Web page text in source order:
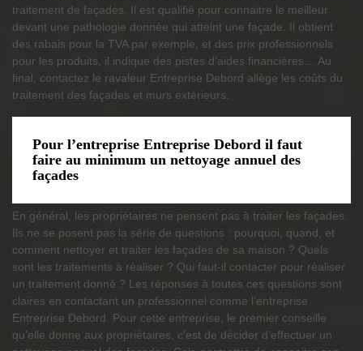
traitement de façades. Il est qualifié pour connaitre le meilleur
devant une pathologie donnée qui atteint une façade. Il obtient
des rabais pour la TVA par exemple, et des prix professionnels
pour les produits, il indique des pistes d’aides financières… Au
final, contactez le ravaleur Entreprise Debord allège les coûts du
traitement des façades et murs extérieurs.
Pour l’entreprise Entreprise Debord il faut
faire au minimum un nettoyage annuel des
façades
En général, les propriétaires ne pensent pas à traiter les façades.
Ils ne se posent pas la série de questions : pourquoi, quand, et
comment nettoyer et traiter les façades de sa maison ? Quels
sont les traitements à réaliser ? Qui faut-il contacter pour réaliser
un traitement donné ? Les réponses à toutes ces questions sont
claires en contactant un professionnel comme l’entreprise
Entreprise Debord. Pour cette entreprise, le premier conseille
qu’elle donne aux propriétaires, c’est de décider d’effectuer un